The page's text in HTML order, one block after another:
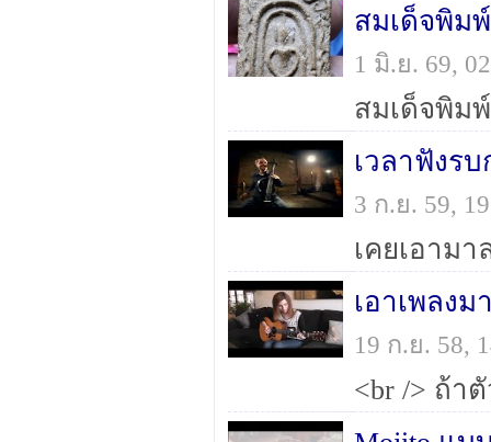
1 มิ.ย. 69,
เวลาฟังร
3 ก.ย. 59,
เอาเพลง
19 ก.ย. 58,
<br /> ถ้า